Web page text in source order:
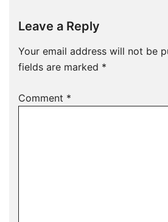
Leave a Reply
Your email address will not be
fields are marked *
Comment *